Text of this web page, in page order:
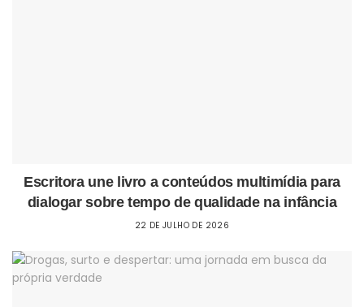
Escritora une livro a conteúdos multimídia para
dialogar sobre tempo de qualidade na infância
22 DE JULHO DE 2026